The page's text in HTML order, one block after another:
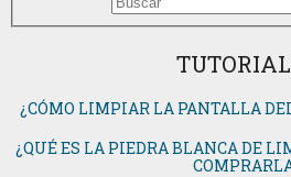
¿CÓMO LIMPIAR LA PANTALLA
¿QUÉ ES LA PIEDRA BLANCA DE